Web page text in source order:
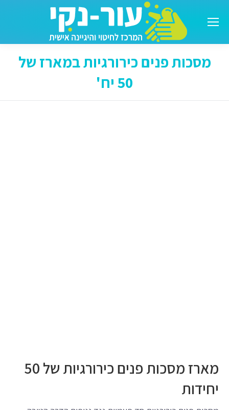
מסכות פנים כירורגיות במארז של
50 יח'
מארז מסכות פנים כירורגיות של 50
יחידות